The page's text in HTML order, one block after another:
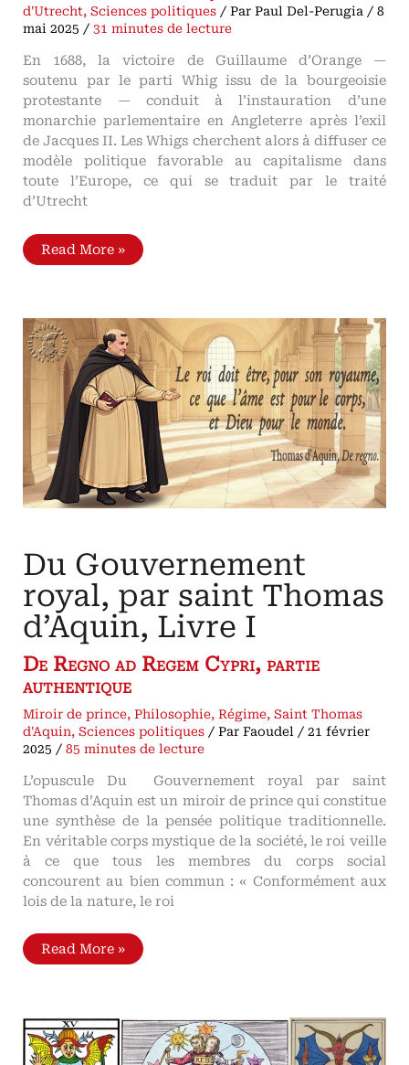
d'Utrecht,Sciences politiques / ParPaul Del-Perugia /8
mai 2025 /31 minutes de lecture
En 1688, la victoire de Guillaume d’Orange —
soutenu par le parti Whig issu de la bourgeoisie
protestante — conduit à l’instauration d’une
monarchie parlementaire en Angleterre après l’exil
de Jacques II. Les Whigs cherchent alors à diffuser ce
modèle politique favorable au capitalisme dans
toute l’Europe, ce qui se traduit par le traité
d’Utrecht
Soulèvements
légitimistes
début
du
XVIIIe
siècle
capitaliste
contre
peuples
et
monarchies
légitimes
Read More »
Du Gouvernement
royal, par saint Thomas
d’Aquin, Livre I
De Regno ad Regem Cypri, partie
authentique
Miroir de prince,Philosophie,Régime,Saint Thomas
d'Aquin,Sciences politiques / ParFaoudel /21 février
2025 /85 minutes de lecture
L’opuscule Du Gouvernement royal par saint
Thomas d’Aquin est un miroir de prince qui constitue
une synthèse de la pensée politique traditionnelle.
En véritable corps mystique de la société, le roi veille
à ce que tous les membres du corps social
concourent au bien commun : « Conformément aux
lois de la nature, le roi
Du
Gouvernement
Thomas
d’Aquin,
Livre
I
Read More »